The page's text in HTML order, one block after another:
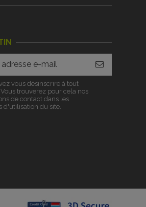
vous désinscrire à tout
trouverez pour cela nos
de contact dans les
d'utilisation du site.